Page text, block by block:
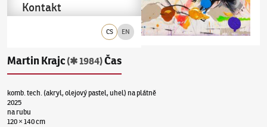
CS EN
Kontakt
Martin Krajc(✱ 1984)Čas
komb. tech. (akryl, olejový pastel, uhel) na plátně
2025
na rubu
120 × 140 cm